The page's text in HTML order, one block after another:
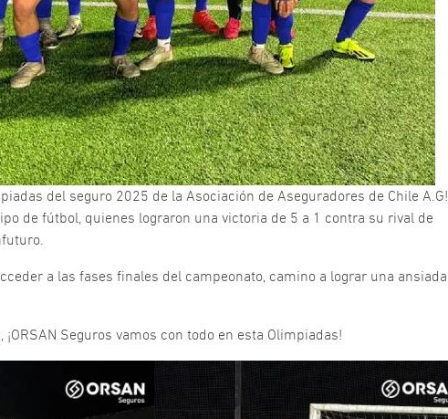
del seguro 2025 de la Asociación de Aseguradores de Chile A.G!
de fútbol, quienes lograron una victoria de 5 a 1 contra su rival de
a las fases finales del campeonato, camino a lograr una ansiada
Seguros vamos con todo en esta Olimpiadas!